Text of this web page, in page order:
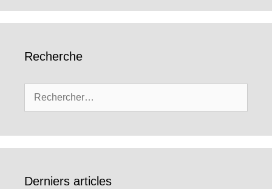
Recherche
Rechercher :
Derniers articles